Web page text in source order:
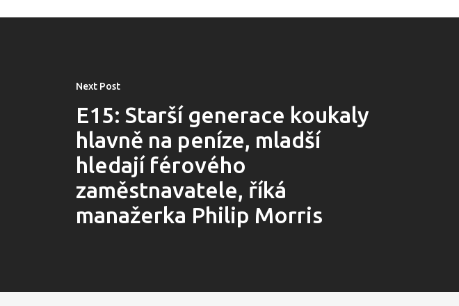
Next Post
E15: Starší generace koukaly
hlavně na peníze, mladší
hledají férového
zaměstnavatele, říká
manažerka Philip Morris